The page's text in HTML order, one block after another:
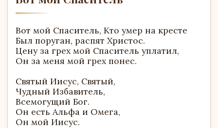
Вот мой Спаситель, Кто умер на кресте
Был поруган, распят Христос.
Цену за грех мой Спаситель уплатил,
Он за меня мой грех понес.
Святый Иисус, Святый,
Чудный Избавитель,
Всемогущий Бог.
Он есть Альфа и Омега,
Он мой Иисус.